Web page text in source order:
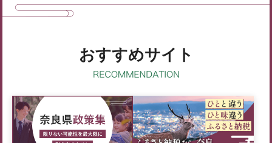
おすすめサイト